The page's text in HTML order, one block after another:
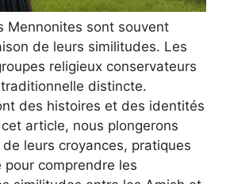
Mennonites sont souvent
de leurs similitudes. Les
religieux conservateurs
distincte.
des histoires et des identités
article, nous plongerons
leurs croyances, pratiques
comprendre les